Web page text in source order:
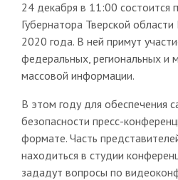
24 декабря в 11:00 состоится
Губернатора Тверской
2020 года. В ней примут
федеральных, региональных и
массовой информации.
В этом году для обеспечения
безопасности пресс-
формате. Часть
находиться в студии
зададут вопросы по